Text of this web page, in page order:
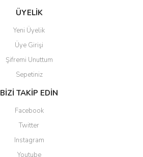
ÜYELİK
Yeni Üyelik
Üye Girişi
Şifremi Unuttum
Sepetiniz
BİZİ TAKİP EDİN
Facebook
Twitter
Instagram
Youtube